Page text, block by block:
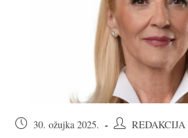
Objava30. ožujka 2025.
AutorREDAKCIJA